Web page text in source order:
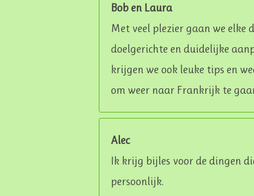
Bob en Laura
Met veel plezier gaan we elke
doelgerichte en duidelijke
krijgen we ook leuke tips en
om weer naar Frankrijk te
Alec
Ik krijg bijles voor de dingen
persoonlijk.